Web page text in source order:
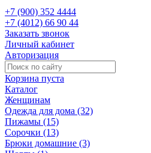
+7 (900) 352 4444
+7 (4012) 66 90 44
Заказать звонок
Личный кабинет
Авторизация
Корзина пуста
Каталог
Женщинам
Одежда для дома (32)
Пижамы (15)
Сорочки (13)
Брюки домашние (3)